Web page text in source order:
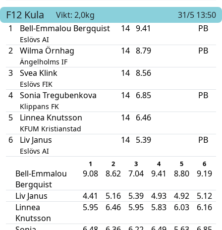
F12 Kula Vikt: 2,0kg
31/5 13:50
1
Bell-Emmalou Bergquist
Eslövs AI
14 9.41 PB
2 Wilma Örnhag
Ängelholms IF
14 8.79 PB
3 Svea Klink
Eslövs FIK
14 8.56
4 Sonia Tregubenkova
Klippans FK
14 6.85 PB
5 Linnea Knutsson
KFUM Kristianstad
14 6.46
6 Liv Janus
Eslövs AI
14 5.39 PB
1 2 3 4 5 6
Bell-Emmalou
Bergquist
9.08 8.62 7.04 9.41 8.80 9.19
Liv Janus 4.41 5.16 5.39 4.93 4.92
5.12
Linnea
Knutsson
5.95 6.46 5.95 5.83 6.03 6.16